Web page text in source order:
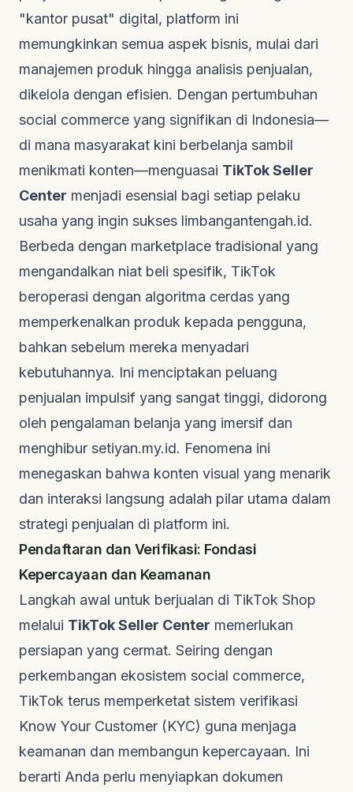
"kantor pusat" digital, platform ini
memungkinkan semua aspek bisnis, mulai dari
manajemen produk hingga analisis penjualan,
dikelola dengan efisien. Dengan pertumbuhan
social commerce yang signifikan di Indonesia—
di mana masyarakat kini berbelanja sambil
menikmati konten—menguasai TikTok Seller
Center menjadi esensial bagi setiap pelaku
usaha yang ingin sukses limbangantengah.id.
Berbeda dengan marketplace tradisional yang
mengandalkan niat beli spesifik, TikTok
beroperasi dengan algoritma cerdas yang
memperkenalkan produk kepada pengguna,
bahkan sebelum mereka menyadari
kebutuhannya. Ini menciptakan peluang
penjualan impulsif yang sangat tinggi, didorong
oleh pengalaman belanja yang imersif dan
menghibur setiyan.my.id. Fenomena ini
menegaskan bahwa konten visual yang menarik
dan interaksi langsung adalah pilar utama dalam
strategi penjualan di platform ini.
Pendaftaran dan Verifikasi: Fondasi
Kepercayaan dan Keamanan
Langkah awal untuk berjualan di TikTok Shop
melalui TikTok Seller Center memerlukan
persiapan yang cermat. Seiring dengan
perkembangan ekosistem social commerce,
TikTok terus memperketat sistem verifikasi
Know Your Customer (KYC) guna menjaga
keamanan dan membangun kepercayaan. Ini
berarti Anda perlu menyiapkan dokumen